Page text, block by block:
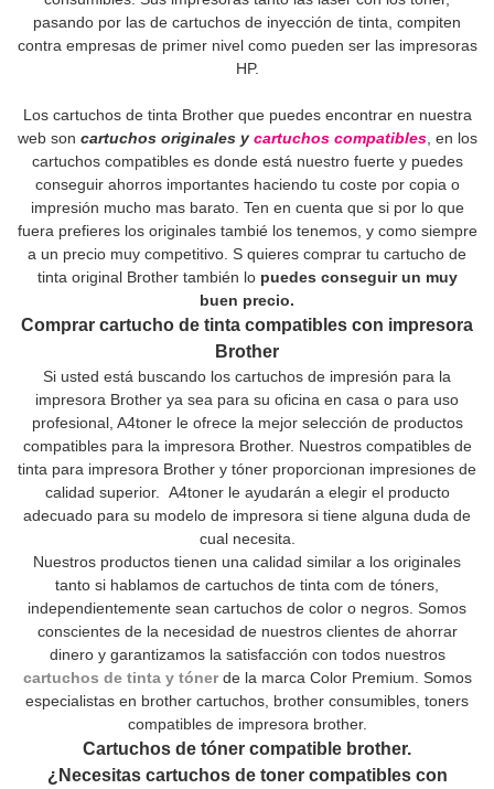
pasando por las de cartuchos de inyección de tinta, compiten
contra empresas de primer nivel como pueden ser las impresoras
HP.
Los cartuchos de tinta Brother que puedes encontrar en nuestra
web son cartuchos originales y cartuchos compatibles, en los
cartuchos compatibles es donde está nuestro fuerte y puedes
conseguir ahorros importantes haciendo tu coste por copia o
impresión mucho mas barato. Ten en cuenta que si por lo que
fuera prefieres los originales tambié los tenemos, y como siempre
a un precio muy competitivo. S quieres comprar tu cartucho de
tinta original Brother también lo puedes conseguir un muy
buen precio.
Comprar cartucho de tinta compatibles con impresora
Brother
Si usted está buscando los cartuchos de impresión para la
impresora Brother ya sea para su oficina en casa o para uso
profesional, A4toner le ofrece la mejor selección de productos
compatibles para la impresora Brother. Nuestros compatibles de
tinta para impresora Brother y tóner proporcionan impresiones de
calidad superior. A4toner le ayudarán a elegir el producto
adecuado para su modelo de impresora si tiene alguna duda de
cual necesita.
Nuestros productos tienen una calidad similar a los originales
tanto si hablamos de cartuchos de tinta com de tóners,
independientemente sean cartuchos de color o negros. Somos
conscientes de la necesidad de nuestros clientes de ahorrar
dinero y garantizamos la satisfacción con todos nuestros
cartuchos de tinta y tónerde la marca Color Premium. Somos
especialistas en brother cartuchos, brother consumibles, toners
compatibles de impresora brother.
Cartuchos de tóner compatible brother.
¿Necesitas cartuchos de toner compatibles con